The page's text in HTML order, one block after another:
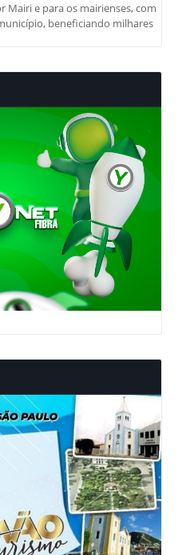
e para os mairienses, com
beneficiando milhares